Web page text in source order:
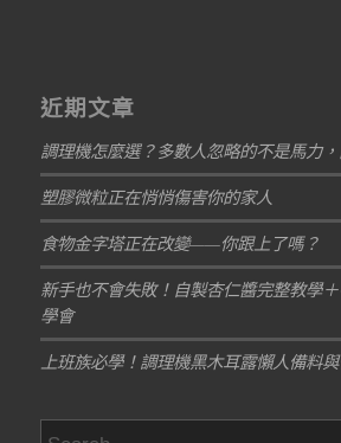
近期文章
調理機怎麼選？多數人忽略的不是馬力，
塑膠微粒正在悄悄傷害你的家人
食物金字塔正在改變——你跟上了嗎？
新手也不會失敗！自製杏仁醬完整教學
學會
上班族必學！調理機黑木耳露懶人備料